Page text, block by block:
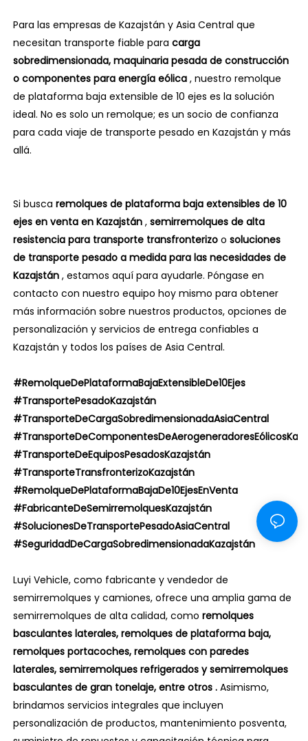
Para las empresas de Kazajstán y Asia Central que
necesitan transporte fiable paracarga
sobredimensionada, maquinaria pesada de construcción
o componentes para energía eólica , nuestro remolque
de plataforma baja extensible de 10 ejes es la solución
ideal. No es solo un remolque; es un socio de confianza
para cada viaje de transporte pesado en Kazajstán y más
allá.
Si buscaremolques de plataforma baja extensibles de 10
ejes en venta en Kazajstán ,semirremolques de alta
resistencia para transporte transfronterizo osoluciones
de transporte pesado a medida para las necesidades de
Kazajstán , estamos aquí para ayudarle. Póngase en
contacto con nuestro equipo hoy mismo para obtener
más información sobre nuestros productos, opciones de
personalización y servicios de entrega confiables a
Kazajstán y todos los países de Asia Central.
#RemolqueDePlataformaBajaExtensibleDe10Ejes
#TransportePesadoKazajstán
#TransporteDeCargaSobredimensionadaAsiaCentral
#TransporteDeEquiposPesadosKazajstán
#TransporteTransfronterizoKazajstán
#RemolqueDePlataformaBajaDe10EjesEnVenta
#FabricanteDeSemirremolquesKazajstán
#SolucionesDeTransportePesadoAsiaCentral
#SeguridadDeCargaSobredimensionadaKazajstán
Luyi Vehicle, como fabricante y vendedor de
semirremolques y camiones, ofrece una amplia gama de
semirremolques de alta calidad, comoremolques
basculantes laterales, remolques de plataforma baja,
remolques portacoches, remolques con paredes
laterales, semirremolques refrigerados y semirremolques
basculantes de gran tonelaje, entre otros . Asimismo,
brindamos servicios integrales que incluyen
personalización de productos, mantenimiento posventa,